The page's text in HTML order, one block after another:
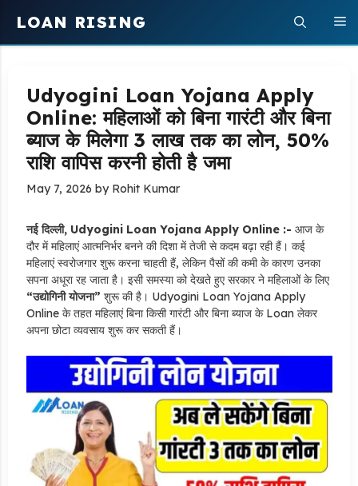
content
LOAN RISING
Udyogini Loan Yojana Apply
Online: महिलाओं को बिना गारंटी और बिना
ब्याज के मिलेगा ₹3 लाख तक का लोन, 50%
राशि वापिस करनी होती है जमा
May 7, 2026 by Rohit Kumar
नई दिल्ली, Udyogini Loan Yojana Apply Online :- आज के
दौर में महिलाएं आत्मनिर्भर बनने की दिशा में तेजी से कदम बढ़ा रही हैं। कई
महिलाएं स्वरोजगार शुरू करना चाहती हैं, लेकिन पैसों की कमी के कारण उनका
सपना अधूरा रह जाता है। इसी समस्या को देखते हुए सरकार ने महिलाओं के लिए
“उद्योगिनी योजना” शुरू की है। Udyogini Loan Yojana Apply
Online के तहत महिलाएं बिना किसी गारंटी और बिना ब्याज के Loan लेकर
अपना छोटा व्यवसाय शुरू कर सकती हैं।